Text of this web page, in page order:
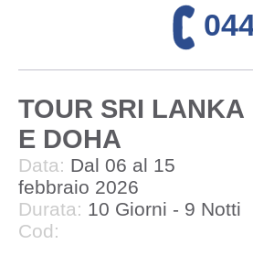
TOUR SRI LANKA
E DOHA
Data: Dal 06 al 15
febbraio 2026
Durata: 10 Giorni - 9 Notti
Cod: